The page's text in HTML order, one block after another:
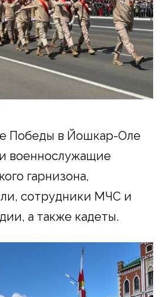
Победы в Йошкар-Оле
военнослужащие
гарнизона,
сотрудники МЧС и
а также кадеты.